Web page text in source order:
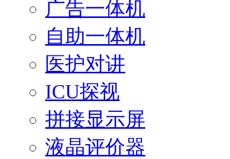
广告一体机
自助一体机
医护对讲
ICU探视
拼接显示屏
液晶评价器